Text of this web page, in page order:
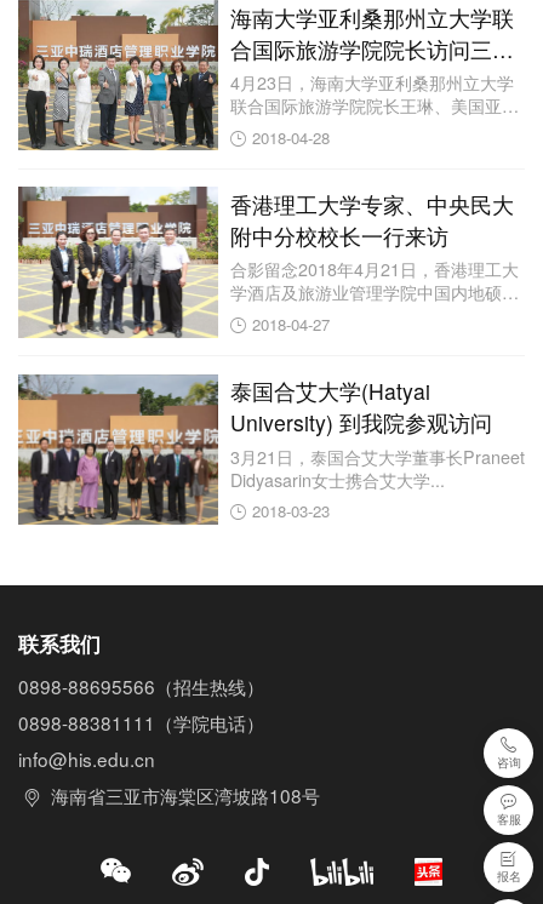
海南大学亚利桑那州立大学联
合国际旅游学院院长访问三亚
中瑞
4月23日，海南大学亚利桑那州立大学
联合国际旅游学院院长王琳、美国亚利
桑那州立大...
2018-04-28
香港理工大学专家、中央民大
附中分校校长一行来访
合影留念2018年4月21日，香港理工大
学酒店及旅游业管理学院中国内地硕士
课程主...
2018-04-27
泰国合艾大学(Hatyai
University) 到我院参观访问
3月21日，泰国合艾大学董事长Praneet
Didyasarin女士携合艾大学...
2018-03-23
联系我们
0898-88695566 （招生热线）
0898-88381111 （学院电话）
info@his.edu.cn
海南省三亚市海棠区湾坡路108号
咨询
客服
报名